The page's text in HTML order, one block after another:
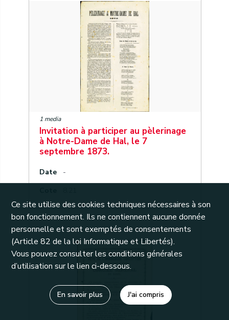
1 media
Invitation à participer au pèlerinage
à Notre-Dame de Hal, le 7
septembre 1873.
Date
-
31
Ce site utilise des cookies techniques nécessaires à son
bon fonctionnement. Ils ne contiennent aucune donnée
personnelle et sont exemptés de consentements
(Article 82 de la loi Informatique et Libertés).
Vous pouvez consulter les conditions générales
d’utilisation sur le lien ci-dessous.
En savoir plus J'ai compris